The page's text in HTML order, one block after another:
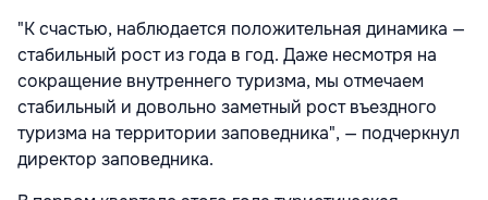
"К счастью, наблюдается положительная динамика —
стабильный рост из года в год. Даже несмотря на
сокращение внутреннего туризма, мы отмечаем
стабильный и довольно заметный рост въездного
туризма на территории заповедника", — подчеркнул
директор заповедника.